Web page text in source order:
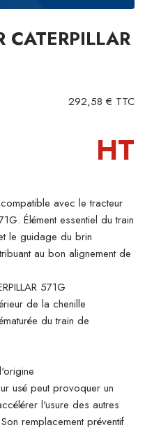
CATERPILLAR
292,58 € TTC
HT
avec le tracteur
Élément essentiel du train
le guidage du brin
au bon alignement de
571G
de la chenille
du train de
usé peut provoquer un
l'usure des autres
remplacement préventif